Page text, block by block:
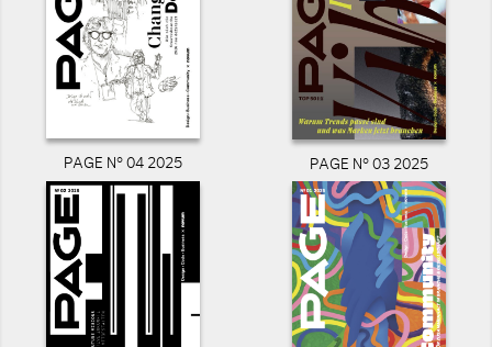
PAGE N° 04 2025 PAGE N° 03 2025